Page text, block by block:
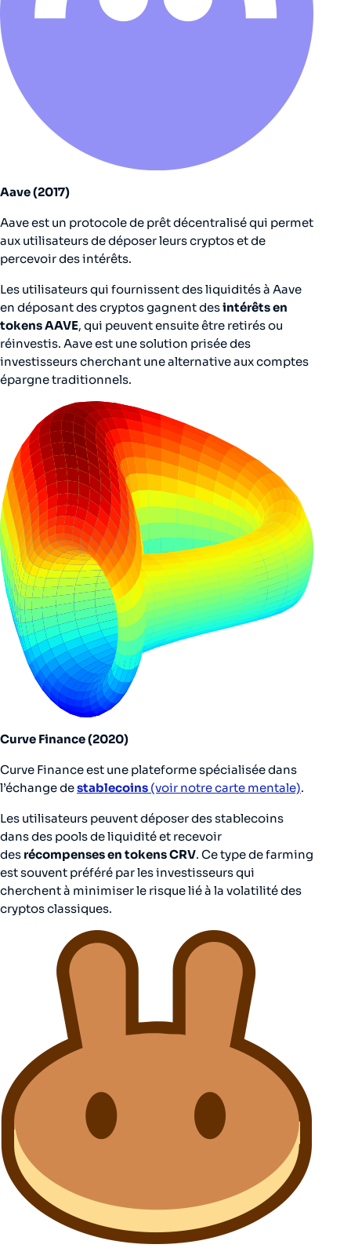
Aave (2017)
Aave est un protocole de prêt décentralisé qui permet
aux utilisateurs de déposer leurs cryptos et de
percevoir des intérêts.
Les utilisateurs qui fournissent des liquidités à Aave
en déposant des cryptos gagnent desintérêts en
tokens AAVE, qui peuvent ensuite être retirés ou
réinvestis. Aave est une solution prisée des
investisseurs cherchant une alternative aux comptes
épargne traditionnels.
Curve Finance (2020)
Curve Finance est une plateforme spécialisée dans
l’échange destablecoins (voir notre carte mentale).
Les utilisateurs peuvent déposer des stablecoins
dans des pools de liquidité et recevoir
des récompenses en tokens CRV. Ce type de farming
est souvent préféré par les investisseurs qui
cherchent à minimiser le risque lié à la volatilité des
cryptos classiques.